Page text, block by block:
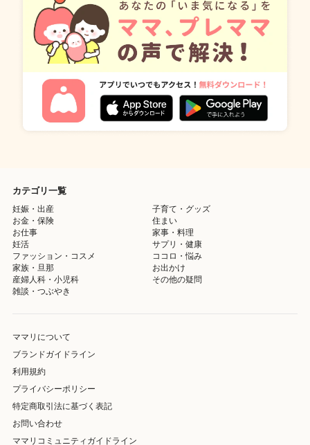
カテゴリ一覧
妊娠・出産
子育て・グッズ
お金・保険
住まい
お仕事
家事・料理
妊活
サプリ・健康
ファッション・コスメ
ココロ・悩み
家族・旦那
お出かけ
産婦人科・小児科
その他の疑問
雑談・つぶやき
ママリについて
ブランドガイドライン
利用規約
プライバシーポリシー
特定商取引法に基づく表記
お問い合わせ
ママリコミュニティガイドライン